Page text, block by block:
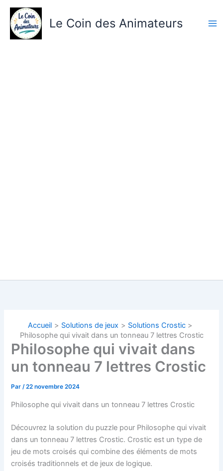
Aller
contenu
Le Coin des Animateurs
Accueil Solutions de jeux
Solutions Crostic
Philosophe qui vivait dans un tonneau 7 lettres Crostic
Philosophe qui vivait dans
un tonneau 7 lettres Crostic
Par/22 novembre 2024
Philosophe qui vivait dans un tonneau 7 lettres Crostic
Découvrez la solution du puzzle pour Philosophe qui vivait
dans un tonneau 7 lettres Crostic. Crostic est un type de
jeu de mots croisés qui combine des éléments de mots
croisés traditionnels et de jeux de logique.